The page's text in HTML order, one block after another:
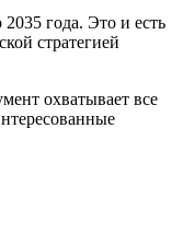
года. Это и есть
стратегией
охватывает все